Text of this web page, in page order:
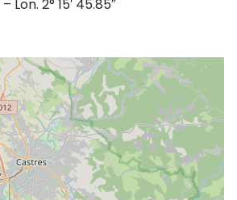
Lon. 2° 15′ 45.85″